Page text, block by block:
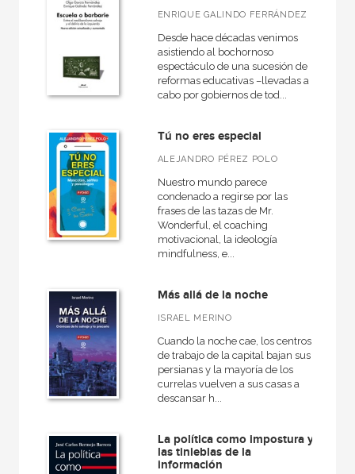
Papel
Catálogos PDF
ENRIQUE GALINDO FERRÁNDEZ
Desde hace décadas venimos
asistiendo al bochornoso
espectáculo de una sucesión de
reformas educativas –llevadas a
cabo por gobiernos de tod...
Tú no eres especial
ALEJANDRO PÉREZ POLO
Nuestro mundo parece
condenado a regirse por las
frases de las tazas de Mr.
Wonderful, el coaching
motivacional, la ideología
mindfulness, e...
Más allá de la noche
ISRAEL MERINO
Cuando la noche cae, los centros
de trabajo de la capital bajan sus
persianas y la mayoría de los
currelas vuelven a sus casas a
descansar h...
La política como impostura y
las tinieblas de la
información